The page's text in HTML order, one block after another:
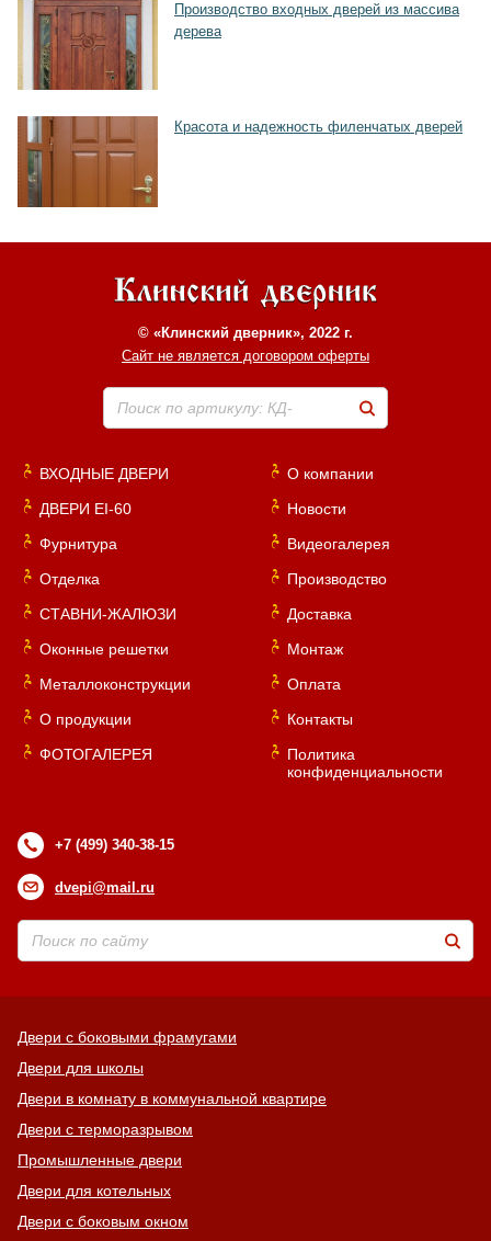
Производство входных дверей из массива
дерева
Красота и надежность филенчатых дверей
© «Клинский дверник», 2022 г.
Сайт не является договором оферты
Поиск по артикулу: КД-
ВХОДНЫЕ ДВЕРИ
ДВЕРИ EI-60
Фурнитура
Отделка
СТАВНИ-ЖАЛЮЗИ
Оконные решетки
Металлоконструкции
О продукции
ФОТОГАЛЕРЕЯ
О компании
Новости
Видеогалерея
Производство
Доставка
Монтаж
Оплата
Контакты
Политика
конфиденциальности
+7 (499) 340-38-15
dvepi@mail.ru
Двери с боковыми фрамугами
Двери для школы
Двери в комнату в коммунальной квартире
Двери с терморазрывом
Промышленные двери
Двери для котельных
Двери с боковым окном